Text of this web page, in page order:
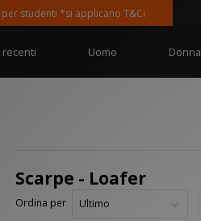
*si applicano T&Ci
recenti Uomo Donna
Scarpe - Loafer
Ordina per